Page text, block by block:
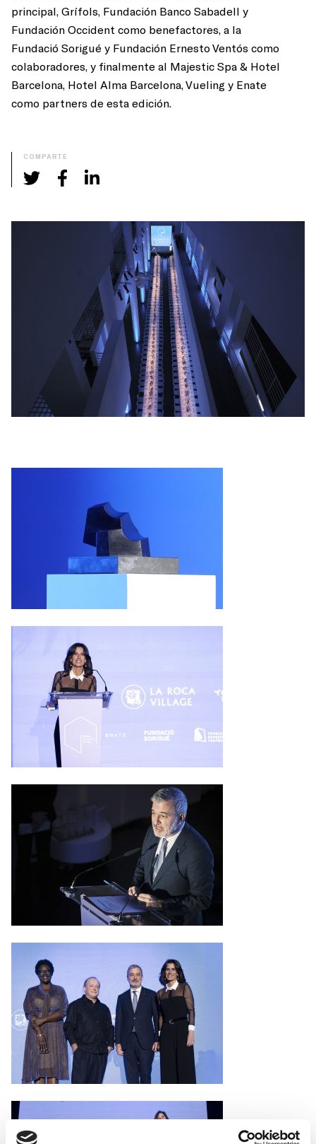
principal, Grífols, Fundación Banco Sabadell y
Fundación Occident como benefactores, a la
Fundació Sorigué y Fundación Ernesto Ventós como
colaboradores, y finalmente al Majestic Spa & Hotel
Barcelona, Hotel Alma Barcelona, Vueling y Enate
como partners de esta edición.
COMPARTE